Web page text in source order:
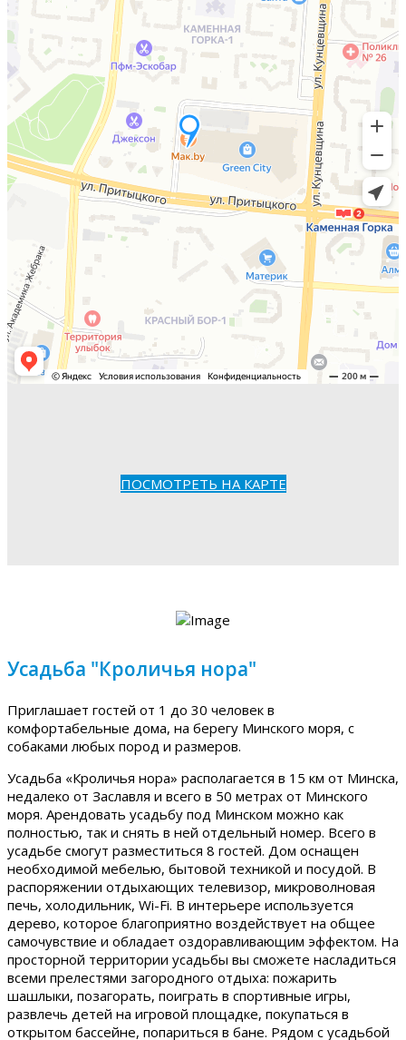
ПОСМОТРЕТЬ НА КАРТЕ
Усадьба "Кроличья нора"
Приглашает гостей от 1 до 30 человек в
комфортабельные дома, на берегу Минского моря, с
собаками любых пород и размеров.
Усадьба «Кроличья нора» располагается в 15 км от Минска,
недалеко от Заславля и всего в 50 метрах от Минского
моря. Арендовать усадьбу под Минском можно как
полностью, так и снять в ней отдельный номер. Всего в
усадьбе смогут разместиться 8 гостей. Дом оснащен
необходимой мебелью, бытовой техникой и посудой. В
распоряжении отдыхающих телевизор, микроволновая
печь, холодильник, Wi-Fi. В интерьере используется
дерево, которое благоприятно воздействует на общее
самочувствие и обладает оздоравливающим эффектом. На
просторной территории усадьбы вы сможете насладиться
всеми прелестями загородного отдыха: пожарить
шашлыки, позагорать, поиграть в спортивные игры,
развлечь детей на игровой площадке, покупаться в
открытом бассейне, попариться в бане. Рядом с усадьбой